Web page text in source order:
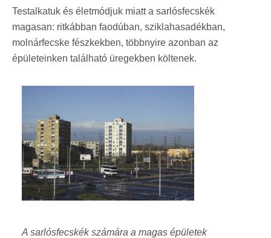
Testalkatuk és életmódjuk miatt a sarlósfecskék
magasan: ritkábban faodúban, sziklahasadékban,
molnárfecske fészkekben, többnyire azonban az
épületeinken található üregekben költenek.
A sarlósfecskék számára a magas épületek